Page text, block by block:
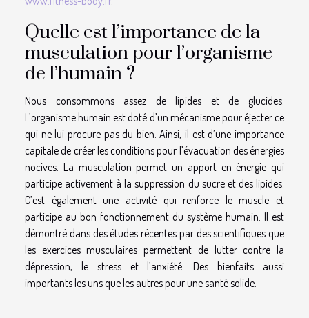
Quelle est l’importance de la
musculation pour l’organisme
de l’humain ?
Nous consommons assez de lipides et de glucides.
L’organisme humain est doté d’un mécanisme pour éjecter ce
qui ne lui procure pas du bien. Ainsi, il est d’une importance
capitale de créer les conditions pour l’évacuation des énergies
nocives. La musculation permet un apport en énergie qui
participe activement à la suppression du sucre et des lipides.
C’est également une activité qui renforce le muscle et
participe au bon fonctionnement du système humain. Il est
démontré dans des études récentes par des scientifiques que
les exercices musculaires permettent de lutter contre la
dépression, le stress et l’anxiété. Des bienfaits aussi
importants les uns que les autres pour une santé solide.